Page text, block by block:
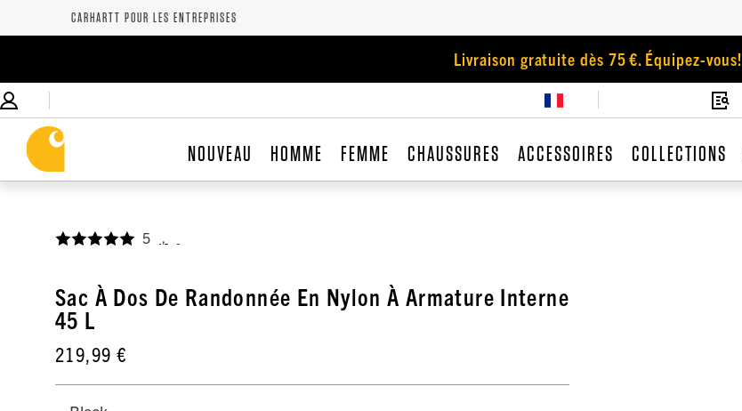
CARHARTT POUR LES ENTREPRISES
Livraison gratuite dès 75 €. Équipez-vous!
NOUVEAU HOMME FEMME CHAUSSURES ACCESSOIRES COLLECTIONS
5
Sac À Dos De Randonnée En Nylon À Armature Interne
45 L
219,99 €